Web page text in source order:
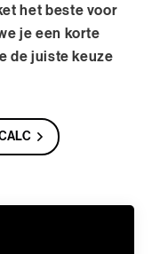
het beste voor
je een korte
de juiste keuze